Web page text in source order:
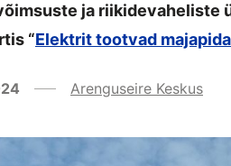
ja riikidevaheliste
“Elektrit tootvad
Arenguseire Keskus